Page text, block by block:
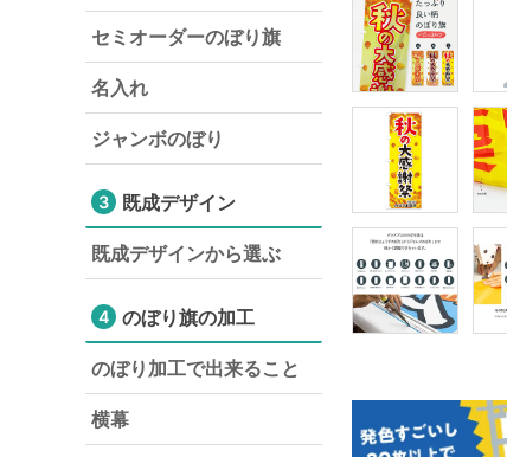
セミオーダーのぼり旗
名入れ
ジャンボのぼり
3 既成デザイン
既成デザインから選ぶ
4 のぼり旗の加工
のぼり加工で出来ること
横幕